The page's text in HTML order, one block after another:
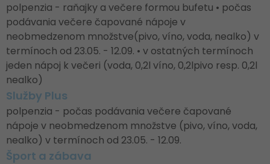
polpenzia - raňajky a večere formou bufetu • počas
podávania večere čapované nápoje v
neobmedzenom množstve(pivo, víno, voda, nealko) v
termínoch od 23.05. - 12.09. • v ostatných termínoch
jeden nápoj k večeri (voda, 0,2l víno, 0,2lpivo resp. 0,2l
nealko)
Služby Plus
polpenzia - počas podávania večere čapované
nápoje v neobmedzenom množstve (pivo, víno, voda,
nealko) v termínoch od 23.05. - 12.09.
Šport a zábava